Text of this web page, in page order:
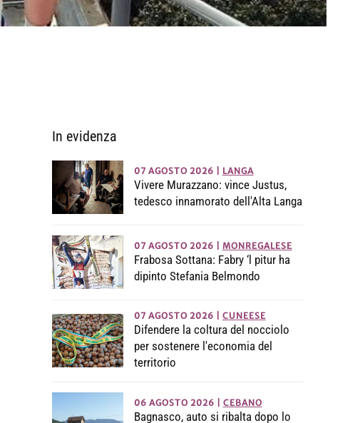
In evidenza
07 AGOSTO 2026 LANGA
Vivere Murazzano: vince Justus,
tedesco innamorato dell'Alta Langa
07 AGOSTO 2026 MONREGALESE
Frabosa Sottana: Fabry ‘l pitur ha
dipinto Stefania Belmondo
07 AGOSTO 2026 CUNEESE
Difendere la coltura del nocciolo
per sostenere l'economia del
territorio
06 AGOSTO 2026 CEBANO
Bagnasco, auto si ribalta dopo lo